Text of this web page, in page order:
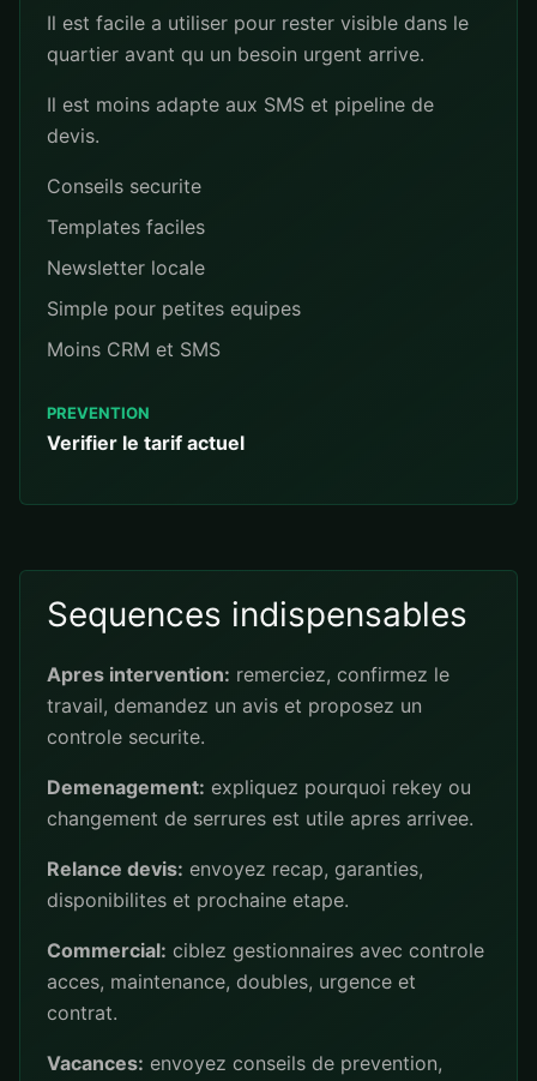
Il est facile a utiliser pour rester visible dans le
quartier avant qu un besoin urgent arrive.
Il est moins adapte aux SMS et pipeline de
devis.
Conseils securite
Templates faciles
Newsletter locale
Simple pour petites equipes
Moins CRM et SMS
PREVENTION
Verifier le tarif actuel
Sequences indispensables
Apres intervention: remerciez, confirmez le
travail, demandez un avis et proposez un
controle securite.
Demenagement: expliquez pourquoi rekey ou
changement de serrures est utile apres arrivee.
Relance devis: envoyez recap, garanties,
disponibilites et prochaine etape.
Commercial: ciblez gestionnaires avec controle
acces, maintenance, doubles, urgence et
contrat.
Vacances: envoyez conseils de prevention,